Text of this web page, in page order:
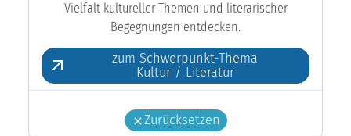
Vielfalt kultureller Themen und literarischer
Begegnungen entdecken.
zum Schwerpunkt-Thema
Kultur / Literatur
Zurücksetzen